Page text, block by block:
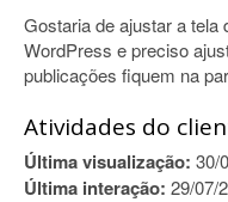
Gostaria de ajustar a tela
WordPress e preciso
publicações fiquem na
Atividades do
Última visualização: 30/
Última interação: 29/07/